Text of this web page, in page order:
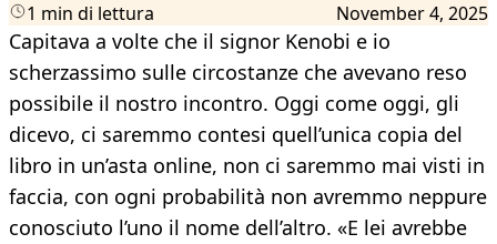
1 min di lettura November 4, 2025
Capitava a volte che il signor Kenobi e io
scherzassimo sulle circostanze che avevano reso
possibile il nostro incontro. Oggi come oggi, gli
dicevo, ci saremmo contesi quell’unica copia del
libro in un’asta online, non ci saremmo mai visti in
faccia, con ogni probabilità non avremmo neppure
conosciuto l’uno il nome dell’altro. «E lei avrebbe